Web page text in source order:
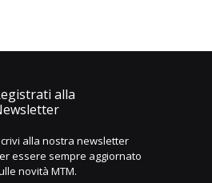
alla
alla nostra newsletter
essere sempre aggiornato
novità MTM.